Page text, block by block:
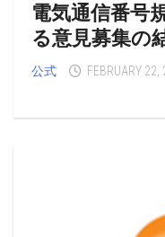
電気通信番号
る意見募集の
公式 FEBRUARY 22,